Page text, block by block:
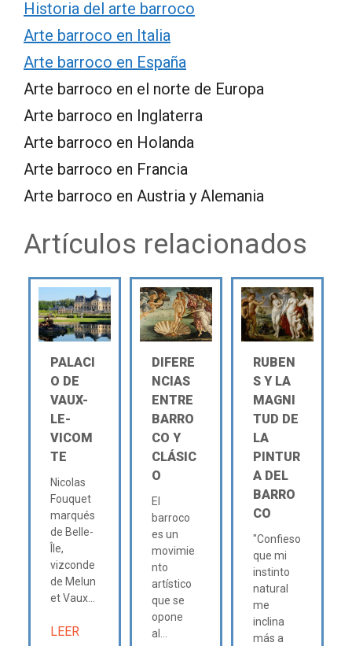
Historia del arte barroco
Arte barroco en Italia
Arte barroco en España
Arte barroco en el norte de Europa
Arte barroco en Inglaterra
Arte barroco en Holanda
Arte barroco en Francia
Arte barroco en Austria y Alemania
Artículos relacionados
PALACI
O DE
VAUX-
LE-
VICOM
TE
Nicolas
Fouquet
marqués
de Belle-
Île,
vizconde
de Melun
et Vaux...
LEER
DIFERE
NCIAS
ENTRE
BARRO
CO Y
CLÁSIC
O
El
barroco
es un
movimie
nto
artístico
que se
opone
al...
RUBEN
S Y LA
MAGNI
TUD DE
LA
PINTUR
A DEL
BARRO
CO
"Confieso
que mi
instinto
natural
me
inclina
más a